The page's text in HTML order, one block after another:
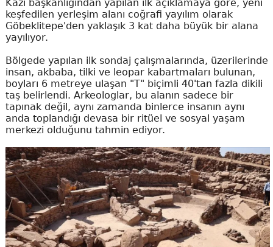
Kazı başkanlığından yapılan ilk açıklamaya göre, yeni
keşfedilen yerleşim alanı coğrafi yayılım olarak
Göbeklitepe'den yaklaşık 3 kat daha büyük bir alana
yayılıyor.
Bölgede yapılan ilk sondaj çalışmalarında, üzerilerinde
insan, akbaba, tilki ve leopar kabartmaları bulunan,
boyları 6 metreye ulaşan "T" biçimli 40'tan fazla dikili
taş belirlendi. Arkeologlar, bu alanın sadece bir
tapınak değil, aynı zamanda binlerce insanın aynı
anda toplandığı devasa bir ritüel ve sosyal yaşam
merkezi olduğunu tahmin ediyor.